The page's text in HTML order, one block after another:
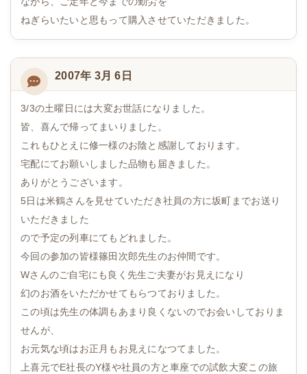
ねぎらいたいと思もって購入させていただきました。
2007年 3月 6日
3/3の土曜日には大変お世話になりました。
皆、喜んで帰ってまいりました。
これもひとえに修一様のお陰と感謝しております。
宅配にてお願いしました品物も届きました。
ありがとうございます。
5日は米鶴さんを見せていただき社員の方に坂町までお送り
いただきました
ので予定の列車にてもどれました。
今回の参加の皆様篠田次郎先生のお仲間です。
Wさんのご自宅にも良く先生ご夫妻がお見えになり
幻のお酒をいただかせてもらつておりました。
この頃は先生の体調もあまり良くないのでお会いしておりま
せんが、
お元気な頃はお正月もお見えになつてました。
上喜元でE社長のY様や社員の方と車座での試飲大変この旅